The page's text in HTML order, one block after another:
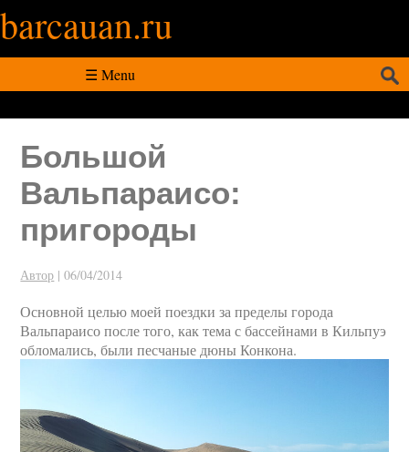
barcauan.ru
☰ Menu
Большой
Вальпараисо:
пригороды
Автор |06/04/2014
Основной целью моей поездки за пределы города
Вальпараисо после того, как тема с бассейнами в Кильпуэ
обломались, были песчаные дюны Конкона.